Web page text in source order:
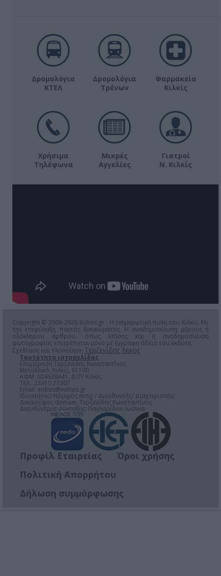
Δρομολόγια
ΚΤΕΛ
Δρομολόγια
Τρένων
Φαρμακεία
Κιλκίς
Χρήσιμα
Τηλέφωνα
Μικρές
Αγγελίες
Γιατροί
Ν. Κιλκίς
Copyright © 2006-2026 Eidisis.gr - Η ενημερωτική πύλη του Κιλκίς. Με
την επιφύλαξη παντός δικαιώματος. Η αναδημοσίευση μέρους ή
ολόκληρου άρθρου, όπως επίσης και η αναδημοσίευση
φωτογραφίας επιτρέπεται μόνο μέ έγγραφη άδεια του εκδότη.
Σχεδίαση και Υλοποίηση Τερζενίδης Νικος
Ταυτότητα ιστοσελίδας
Επιχείρηση Τερζενίδης Κωνσταντίνος
Μεταλλικό, Κιλκίς, 61100
ΑΦΜ: 024638641, ΔΟΥ Κιλκίς
Τηλ.: 23410 27307
Email: eidisis@eidisis.gr
Ιδιοκτήτης/ Νόμιμος εκπρ./ Διευθυντής/ Διαχειριστής/
Δικαιούχος domain: Τερζενίδης Κωνσταντίνος
Διευθύντρια σύνταξης: Παγλαρίδου Ιωάννα
Προφίλ Εταιρείας
Όροι χρήσης
Πολιτική Απορρήτου
Δήλωση συμμόρφωσης